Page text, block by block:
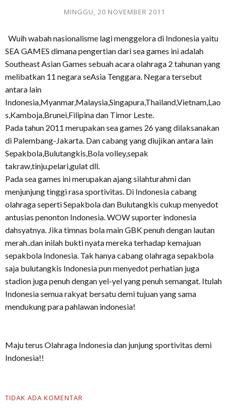
MINGGU, 20 NOVEMBER 2011
Wuih wabah nasionalisme lagi menggelora di Indonesia yaitu
SEA GAMES dimana pengertian dari sea games ini adalah
Southeast Asian Games sebuah acara olahraga 2 tahunan yang
melibatkan 11 negara seAsia Tenggara. Negara tersebut
antara lain
Indonesia,Myanmar,Malaysia,Singapura,Thailand,Vietnam,Lao
s,Kamboja,Brunei,Filipina dan Timor Leste.
Pada tahun 2011 merupakan sea games 26 yang dilaksanakan
di Palembang-Jakarta. Dan cabang yang diujikan antara lain
Sepakbola,Bulutangkis,Bola volley,sepak
takraw,tinju,pelari,gulat dll.
Pada sea games ini merupakan ajang silahturahmi dan
menjunjung tinggi rasa sportivitas. Di Indonesia cabang
olahraga seperti Sepakbola dan Bulutangkis cukup menyedot
antusias penonton Indonesia. WOW suporter indonesia
dahsyatnya. Jika timnas bola main GBK penuh dengan lautan
merah..dan inilah bukti nyata mereka terhadap kemajuan
sepakbola Indonesia. Tak hanya cabang olahraga sepakbola
saja bulutangkis Indonesia pun menyedot perhatian juga
stadion juga penuh dengan yel-yel yang penuh semangat. Itulah
Indonesia semua rakyat bersatu demi tujuan yang sama
mendukung para pahlawan indonesia!
Maju terus Olahraga Indonesia dan junjung sportivitas demi
Indonesia!!
TIDAK ADA KOMENTAR